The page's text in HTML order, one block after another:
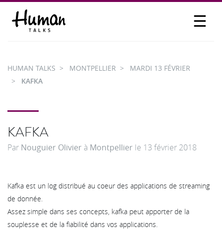
☰
PARTICIPER
HUMAN TALKS MONTPELLIER
MARDI 13 FÉVRIER
KAFKA
KAFKA
Par Nouguier Olivier à Montpellier le 13 février 2018
Kafka est un log distribué au coeur des applications de streaming
de donnée.
Assez simple dans ses concepts, kafka peut apporter de la
souplesse et de la fiabilité dans vos applications.